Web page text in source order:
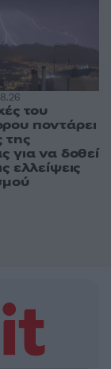
του
ποντάρει
της
για να δοθεί
ελλείψεις